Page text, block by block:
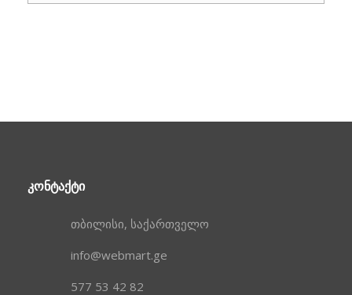
ᲙᲝᲜᲢᲐᲥᲢᲘ
თბილისი, საქართველო
info@webmart.ge
577 53 42 82